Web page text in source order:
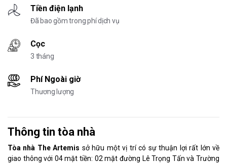
Tiền điện lạnh
Đã bao gồm trong phí dịch vụ
Cọc
3 tháng
Phí Ngoài giờ
Thương lượng
Thông tin tòa nhà
Tòa nhà The Artemis sở hữu một vị trí có sự thuận lợi rất lớn về
giao thông với 04 mặt tiền: 02 mặt đường Lê Trọng Tấn và Trường